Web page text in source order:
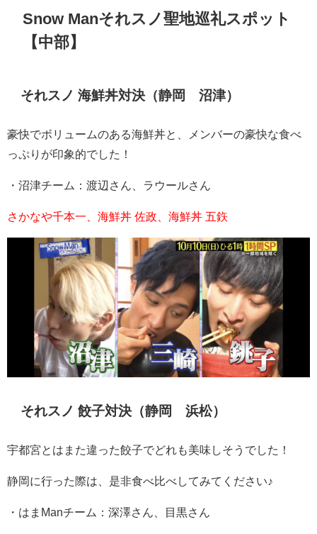
Snow Manそれスノ聖地巡礼スポット
【中部】
それスノ 海鮮丼対決（静岡 沼津）
豪快でボリュームのある海鮮丼と、メンバーの豪快な食べ
っぷりが印象的でした！
・沼津チーム：渡辺さん、ラウールさん
さかなや千本一、海鮮丼 佐政、海鮮丼 五鉃
それスノ 餃子対決（静岡 浜松）
宇都宮とはまた違った餃子でどれも美味しそうでした！
静岡に行った際は、是非食べ比べしてみてください♪
・はま Manチーム：深澤さん、目黒さん